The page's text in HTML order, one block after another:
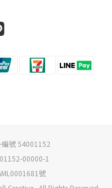
編號 54001152
00000-1
號